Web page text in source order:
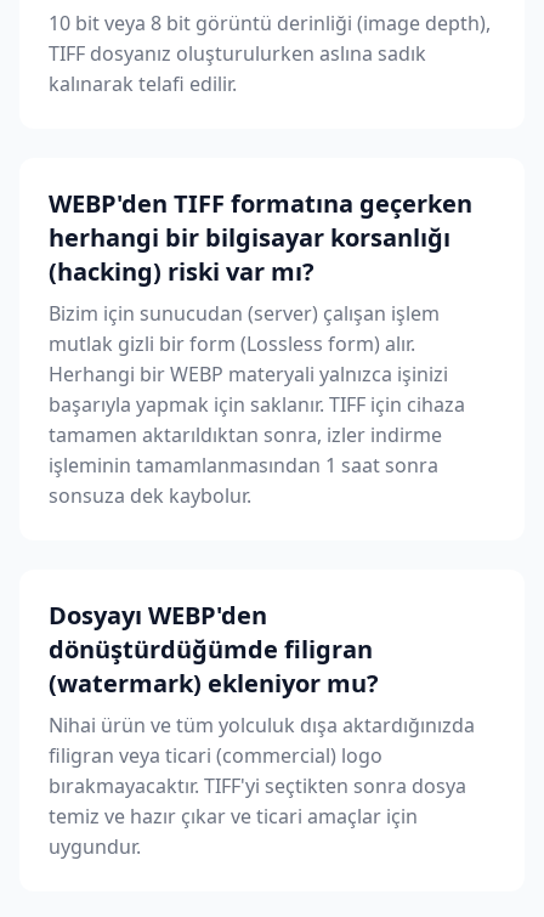
10 bit veya 8 bit görüntü derinliği (image depth),
TIFF dosyanız oluşturulurken aslına sadık
kalınarak telafi edilir.
WEBP'den TIFF formatına geçerken
herhangi bir bilgisayar korsanlığı
(hacking) riski var mı?
Bizim için sunucudan (server) çalışan işlem
mutlak gizli bir form (Lossless form) alır.
Herhangi bir WEBP materyali yalnızca işinizi
başarıyla yapmak için saklanır. TIFF için cihaza
tamamen aktarıldıktan sonra, izler indirme
işleminin tamamlanmasından 1 saat sonra
sonsuza dek kaybolur.
Dosyayı WEBP'den
dönüştürdüğümde filigran
(watermark) ekleniyor mu?
Nihai ürün ve tüm yolculuk dışa aktardığınızda
filigran veya ticari (commercial) logo
bırakmayacaktır. TIFF'yi seçtikten sonra dosya
temiz ve hazır çıkar ve ticari amaçlar için
uygundur.